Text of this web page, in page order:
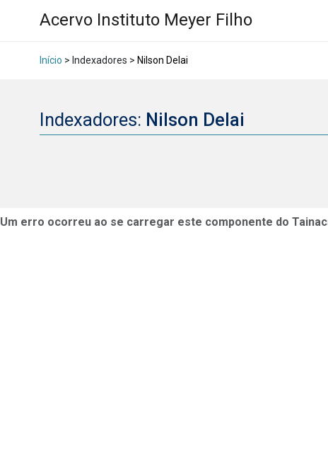
Acervo Instituto Meyer Filho
Início > Indexadores > Nilson Delai
Indexadores: Nilson Delai
Um erro ocorreu ao se carregar este componente do